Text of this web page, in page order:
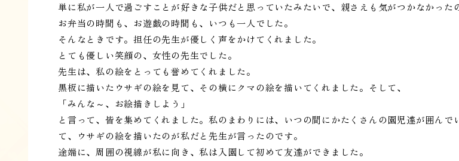
単に私が一人で過ごすことが好きな子供だと思っていたみたいで、親さえも気がつかなかった
お弁当の時間も、お遊戯の時間も、いつも一人でした。
そんなときです。担任の先生が優しく声をかけてくれました。
とても優しい笑顔の、女性の先生でした。
先生は、私の絵をとっても誉めてくれました。
黒板に描いたウサギの絵を見て、その横にクマの絵を描いてくれました。そして、
「みんな～、お絵描きしよう」
と言って、皆を集めてくれました。私のまわりには、いつの間にかたくさんの園児達が囲んで
て、ウサギの絵を描いたのが私だと先生が言ったのです。
途端に、周囲の視線が私に向き、私は入園して初めて友達ができました。